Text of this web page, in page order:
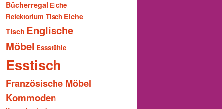
Bücherregal Eiche
Refektorium Tisch Eiche
Tisch Englische
Möbel Essstühle
Esstisch
Französische Möbel
Kommoden